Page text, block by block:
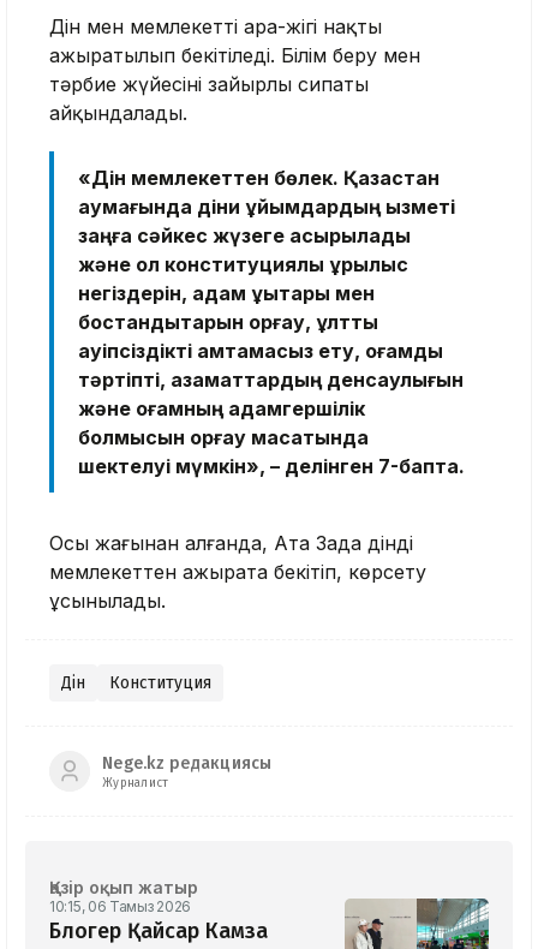
Дін мен мемлекеттің ара-жігі нақты
ажыратылып бекітіледі. Білім беру мен
тәрбие жүйесінің зайырлы сипаты
айқындалады.
«Дін мемлекеттен бөлек. Қазақстан
аумағында діни ұйымдардың қызметі
заңға сәйкес жүзеге асырылады
және ол конституциялық құрылыс
негіздерін, адам құқықтары мен
бостандықтарын қорғау, ұлттық
қауіпсіздікті қамтамасыз ету, қоғамдық
тәртіпті, азаматтардың денсаулығын
және қоғамның адамгершілік
болмысын қорғау мақсатында
шектелуі мүмкін», – делінген 7-бапта.
Осы жағынан алғанда, Ата Заңда дінді
мемлекеттен ажырата бекітіп, көрсету
ұсынылады.
Дін Конституция
Nege.kz редакциясы
Журналист
Қазір оқып жатыр
10:15, 06 Тамыз 2026
Блогер Қайсар Камза